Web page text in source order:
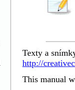
Texty a
http://
This manual